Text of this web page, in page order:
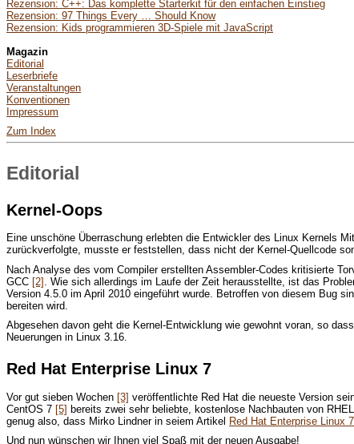
Rezension: C++: Das komplette Starterkit für den einfachen Einstieg
Rezension: 97 Things Every … Should Know
Rezension: Kids programmieren 3D-Spiele mit JavaScript
Magazin
Editorial
Leserbriefe
Veranstaltungen
Konventionen
Impressum
Zum Index
Editorial
Kernel-Oops
Eine unschöne Überraschung erlebten die Entwickler des Linux Kernels
zurückverfolgte, musste er feststellen, dass nicht der Kernel-Quellcode
Nach Analyse des vom Compiler erstellten Assembler-Codes kritisierte
GCC [2] . Wie sich allerdings im Laufe der Zeit herausstellte, ist das
Version 4.5.0 im April 2010 eingeführt wurde. Betroffen von diesem Bug
bereiten wird.
Abgesehen davon geht die Kernel-Entwicklung wie gewohnt voran, so
Neuerungen in Linux 3.16.
Red Hat Enterprise Linux 7
Vor gut sieben Wochen [3] veröffentlichte Red Hat die neueste Version
CentOS 7 [5] bereits zwei sehr beliebte, kostenlose Nachbauten von
genug also, dass Mirko Lindner in seiem Artikel Red Hat Enterprise Linux 7
Und nun wünschen wir Ihnen viel Spaß mit der neuen Ausgabe!